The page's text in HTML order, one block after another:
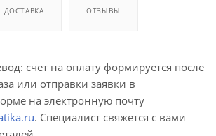
ДОСТАВКА ОТЗЫВЫ
счет на оплату формируется после
или отправки заявки в
на электронную почту
. Специалист свяжется с вами